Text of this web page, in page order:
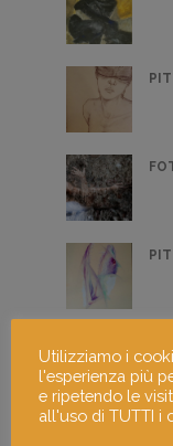
Utilizziamo i
l'esperienza più
e ripetendo le
all'uso di TUTTI i